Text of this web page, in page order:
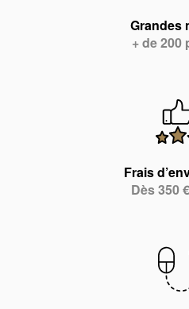
Grandes
+ de 200
Frais
Dès 350